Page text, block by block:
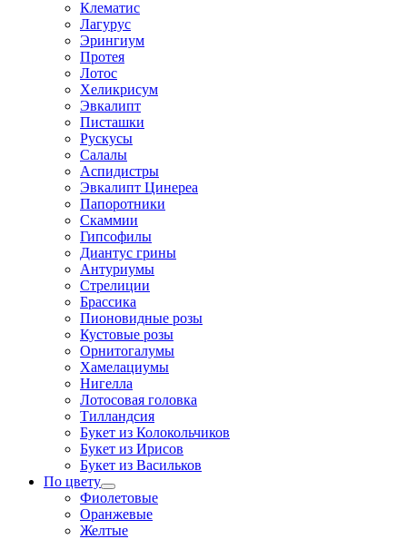
Клематис
Лагурус
Эрингиум
Протея
Лотос
Хеликрисум
Эвкалипт
Писташки
Рускусы
Салалы
Аспидистры
Эвкалипт Цинереа
Папоротники
Скаммии
Гипсофилы
Диантус грины
Антуриумы
Стрелиции
Брассика
Пионовидные розы
Кустовые розы
Орнитогалумы
Хамелациумы
Нигелла
Лотосовая головка
Тилландсия
Букет из Колокольчиков
Букет из Ирисов
Букет из Васильков
По цвету
Фиолетовые
Оранжевые
Желтые